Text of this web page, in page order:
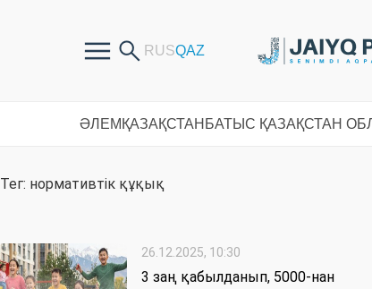
ӘЛЕМ ҚАЗАҚСТАН БАТЫС ҚАЗАҚСТАН
Тег: нормативтік құқық
26.12.2025, 10:30
3 заң қабылданып, 5000-нан